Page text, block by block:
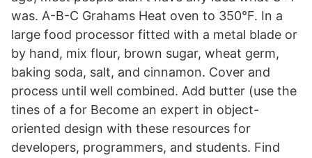
was. A-B-C Grahams Heat oven to 350°F. In a
large food processor fitted with a metal blade or
by hand, mix flour, brown sugar, wheat germ,
baking soda, salt, and cinnamon. Cover and
process until well combined. Add butter (use the
tines of a for Become an expert in object-
oriented design with these resources for
developers, programmers, and students. Find